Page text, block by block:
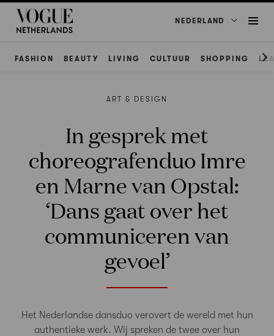
NEDERLAND
FASHION BEAUTY LIVING CULTUUR SHOPPING
ART & DESIGN
In gesprek met
choreografenduo Imre
en Marne van Opstal:
‘Dans gaat over het
communiceren van
gevoel’
Het Nederlandse dansduo verovert de wereld met hun
authentieke werk. Wij spreken de twee over hun